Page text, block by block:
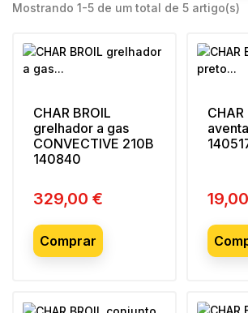
Mostrando 1-5 de um total de 5 artigo(s)
CHAR BROIL
grelhador a gas
CONVECTIVE 210B
140840
Preço
329,00 €
Comprar
CHAR
Preço